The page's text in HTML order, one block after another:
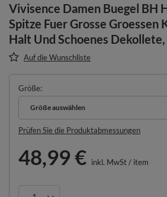
Vivisence Damen Buegel
Spitze Fuer Grosse Groessen
Halt Und Schoenes
Auf die Wunschliste
Größe
Größe auswählen
Größe auswählen
Prüfen Sie die Produktabmessungen
48,99 € inkl. MwSt/ item